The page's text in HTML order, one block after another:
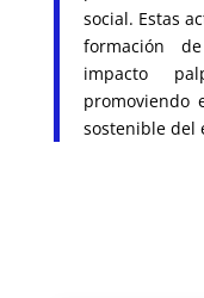
social. Estas
formación
impacto
promoviendo
sostenible del